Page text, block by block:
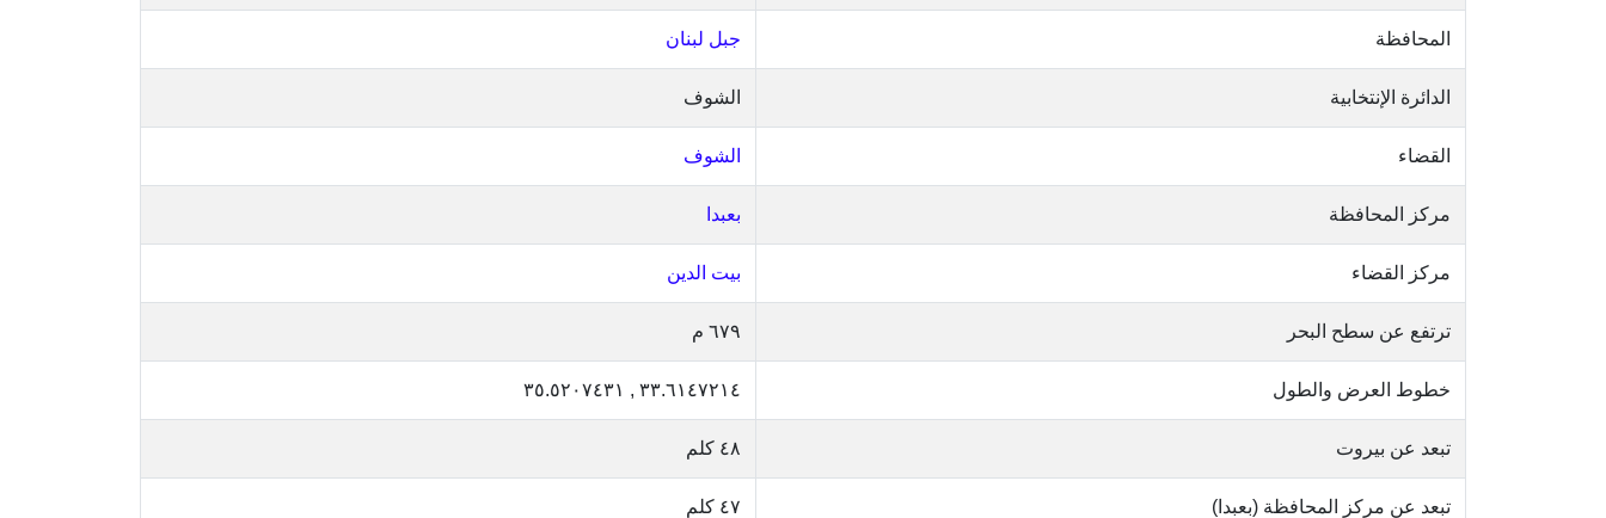
المحافظة جبل لبنان
الدائرة الإنتخابية الشوف
القضاء الشوف
مركز المحافظة بعبدا
مركز القضاء بيت الدين
ترتفع عن سطح البحر ٦٧٩ م
خطوط العرض والطول ٣٣.٦١٤٧٢١٤ , ٣٥.٥٢٠٧٤٣١
تبعد عن بيروت ٤٨ كلم
تبعد عن مركز المحافظة (بعبدا) ٤٧ كلم